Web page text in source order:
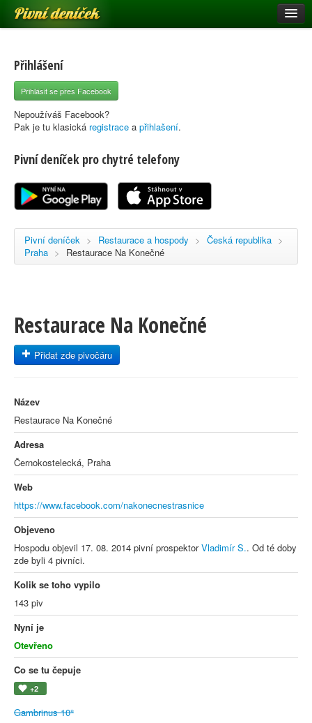
Pivní deníček
Pivní mapa
Pivní značky
Nápověda
Registrace
Přihlášení
Přihlásit se přes Facebook
Nepoužíváš Facebook?
Pak je tu klasická registrace a přihlašení.
Pivní deníček pro chytré telefony
Pivní deníček > Restaurace a hospody > Česká republika >
Praha > Restaurace Na Konečné
Restaurace Na Konečné
Přidat zde pivočáru
Název
Restaurace Na Konečné
Adresa
Černokostelecká, Praha
Web
https://www.facebook.com/nakonecnestrasnice
Objeveno
Hospodu objevil 17. 08. 2014 pivní prospektorVladimír S.. Od té doby
zde byli 4 pivníci.
Kolik se toho vypilo
143 piv
Nyní je
Otevřeno
Co se tu čepuje
+2
Gambrinus 10°